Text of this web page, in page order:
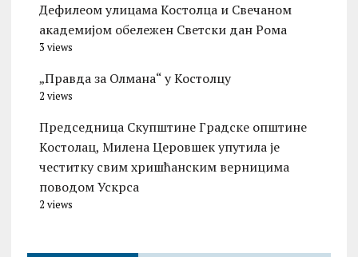
Дефилеом улицама Костолца и Свечаном
академијом обележен Светски дан Рома
3 views
„Правда за Олмана“ у Костолцу
2 views
Председница Скупштине Градске општине
Костолац, Милена Церовшек упутила је
честитку свим хришћанским верницима
поводом Ускрса
2 views